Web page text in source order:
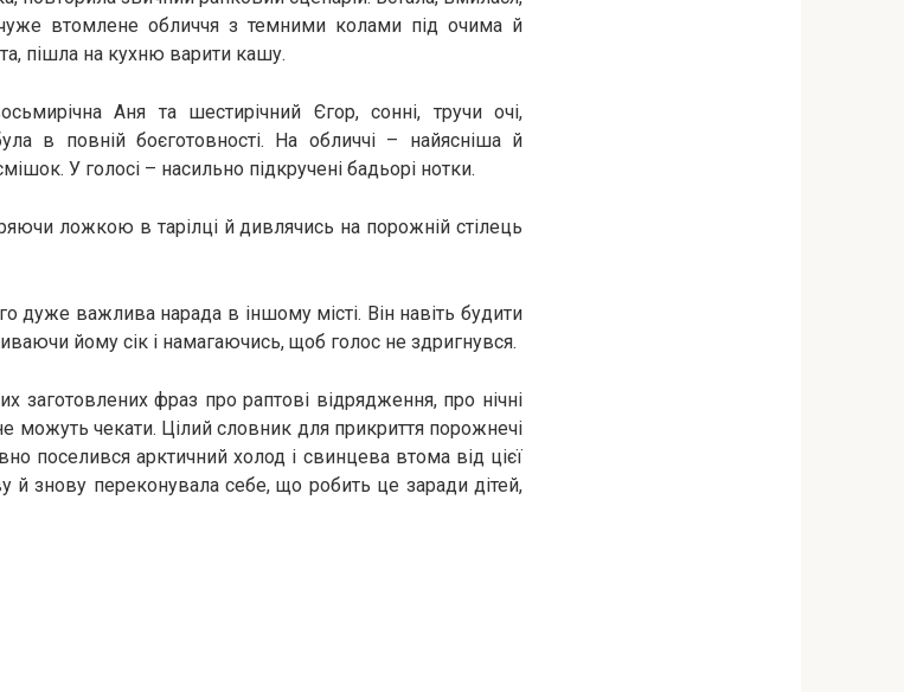
втомлене обличчя з темними колами під очима й
пішла на кухню варити кашу.
Аня та шестирічний Єгор, сонні, тручи очі,
в повній боєготовності. На обличчі – найясніша й
У голосі – насильно підкручені бадьорі нотки.
ложкою в тарілці й дивлячись на порожній стілець
дуже важлива нарада в іншому місті. Він навіть будити
йому сік і намагаючись, щоб голос не здригнувся.
заготовлених фраз про раптові відрядження, про нічні
можуть чекати. Цілий словник для прикриття порожнечі
поселився арктичний холод і свинцева втома від цієї
й знову переконувала себе, що робить це заради дітей,